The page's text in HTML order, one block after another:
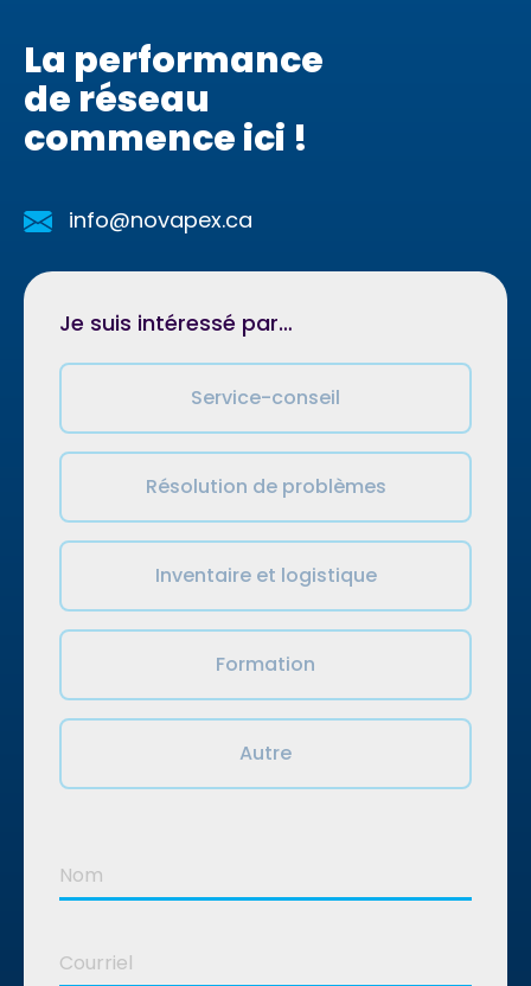
La performance
de réseau
commence ici !
info@novapex.ca
Je suis intéressé par…
Service-conseil
Résolution de problèmes
Inventaire et logistique
Formation
Autre